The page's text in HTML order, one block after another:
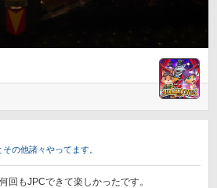
その他諸々やってます。
回もJPCできて楽しかったです。